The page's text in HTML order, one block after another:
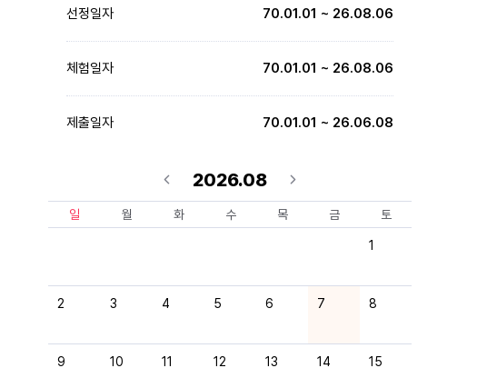
선정일자 70.01.01 ~ 26.08.06
체험일자 70.01.01 ~ 26.08.06
제출일자 70.01.01 ~ 26.06.08
2026.08
일 월 화 수 목 금 토
1
2 3 4 5 6 7 8
9 10 11 12 13 14 15